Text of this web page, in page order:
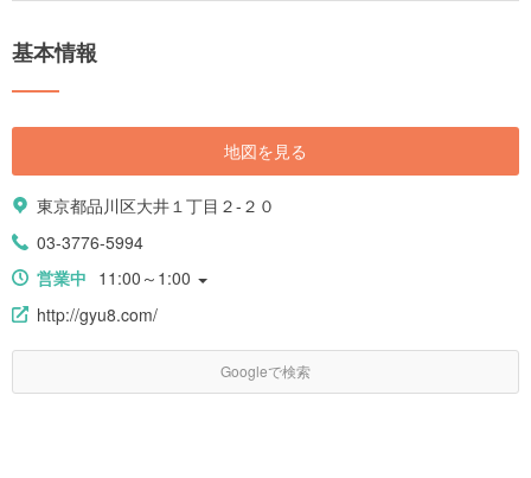
基本情報
地図を見る
東京都品川区大井１丁目２-２０
03-3776-5994
営業中 11:00～1:00
http://gyu8.com/
Googleで検索